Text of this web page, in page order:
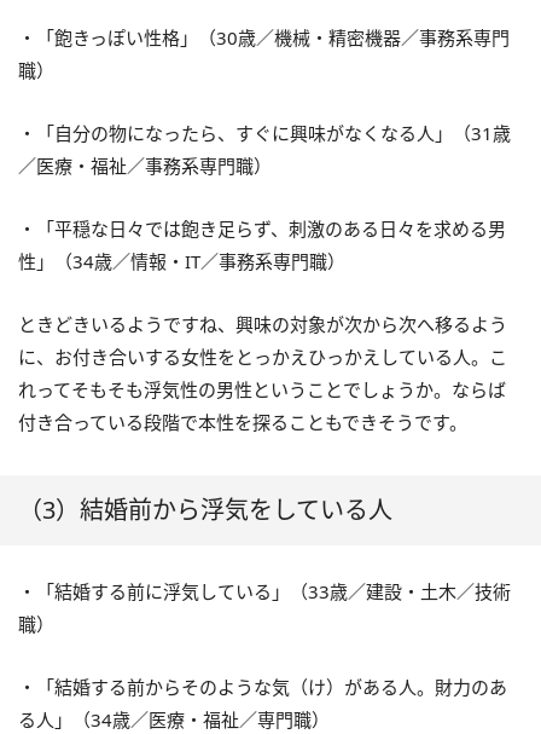
・「飽きっぽい性格」（30歳／機械・精密機器／事務系専門
職）
・「自分の物になったら、すぐに興味がなくなる人」（31歳
／医療・福祉／事務系専門職）
・「平穏な日々では飽き足らず、刺激のある日々を求める男
性」（34歳／情報・IT／事務系専門職）
ときどきいるようですね、興味の対象が次から次へ移るよう
に、お付き合いする女性をとっかえひっかえしている人。こ
れってそもそも浮気性の男性ということでしょうか。ならば
付き合っている段階で本性を探ることもできそうです。
（3）結婚前から浮気をしている人
・「結婚する前に浮気している」（33歳／建設・土木／技術
職）
・「結婚する前からそのような気（け）がある人。財力のあ
る人」（34歳／医療・福祉／専門職）